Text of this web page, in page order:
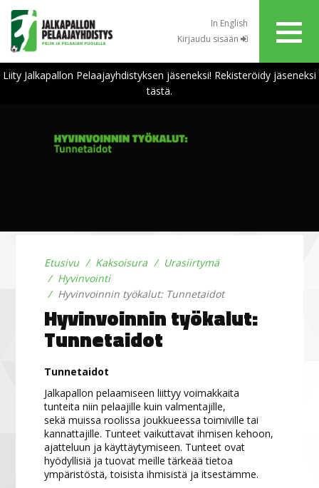
In English
Kirjaudu sisään
Liity Jalkapallon Pelaajayhdistyksen jäseneksi! Rekisteröidy jäseneksi
tästä.
Etusivu Kaksoisura
Urasiirtymä
Hyvinvointi
Hyvinvoinnin työkalut: Tunnetaidot
Hyvinvoinnin työkalut:
Tunnetaidot
Tunnetaidot
Jalkapallon pelaamiseen liittyy voimakkaita
tunteita niin pelaajille kuin valmentajille,
sekä muissa roolissa joukkueessa toimiville tai
kannattajille. Tunteet vaikuttavat ihmisen kehoon,
ajatteluun ja käyttäytymiseen. Tunteet ovat
hyödyllisiä ja tuovat meille tärkeää tietoa
ympäristöstä, toisista ihmisistä ja itsestämme.